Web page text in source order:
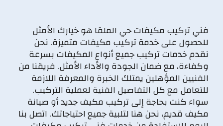
فني تركيب مكيفات حي الملقا هو خيارك الأمثل
للحصول على خدمة تركيب مكيفات متميزة. نحن
نقدم خدمات تركيب جميع أنواع المكيفات بسرعة
وكفاءة، مع ضمان الجودة والأداء الأمثل. فريقنا من
الفنيين المؤهلين يمتلك الخبرة والمعرفة اللازمة
للتعامل مع كل التفاصيل الفنية لعملية التركيب.
سواء كنت بحاجة إلى تركيب مكيف جديد أو صيانة
مكيف قديم، نحن هنا لتلبية جميع احتياجاتك. اتصل بنا